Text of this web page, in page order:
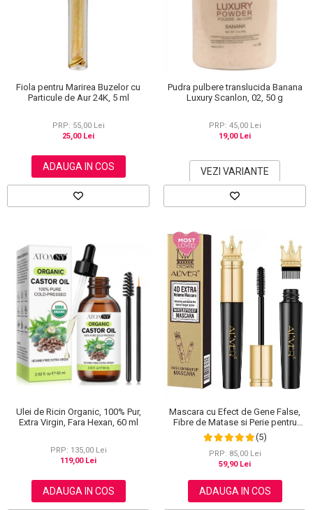
Scrub / Balsam de buze
Netestate pe Animale
Fiola pentru Marirea Buzelor cu
Particule de Aur 24K, 5 ml
PRP: 55,00 Lei
25,00 Lei
ADAUGA IN COS
Pudra pulbere translucida Banana
Luxury Scanlon, 02, 50 g
PRP: 45,00 Lei
19,00 Lei
VEZI VARIANTE
Ulei de Ricin Organic, 100% Pur,
Extra Virgin, Fara Hexan, 60 ml
PRP: 135,00 Lei
119,00 Lei
ADAUGA IN COS
Mascara cu Efect de Gene False,
Fibre de Matase si Perie pentru
Curbare, Aliver 4D Extra Volume,
Waterproof, Negru,10 g
(5)
PRP: 85,00 Lei
59,90 Lei
ADAUGA IN COS